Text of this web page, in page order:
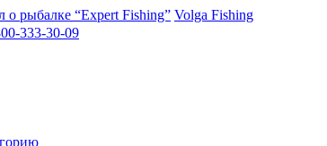
о рыбалке “Expert Fishing” Volga Fishing
333-30-09